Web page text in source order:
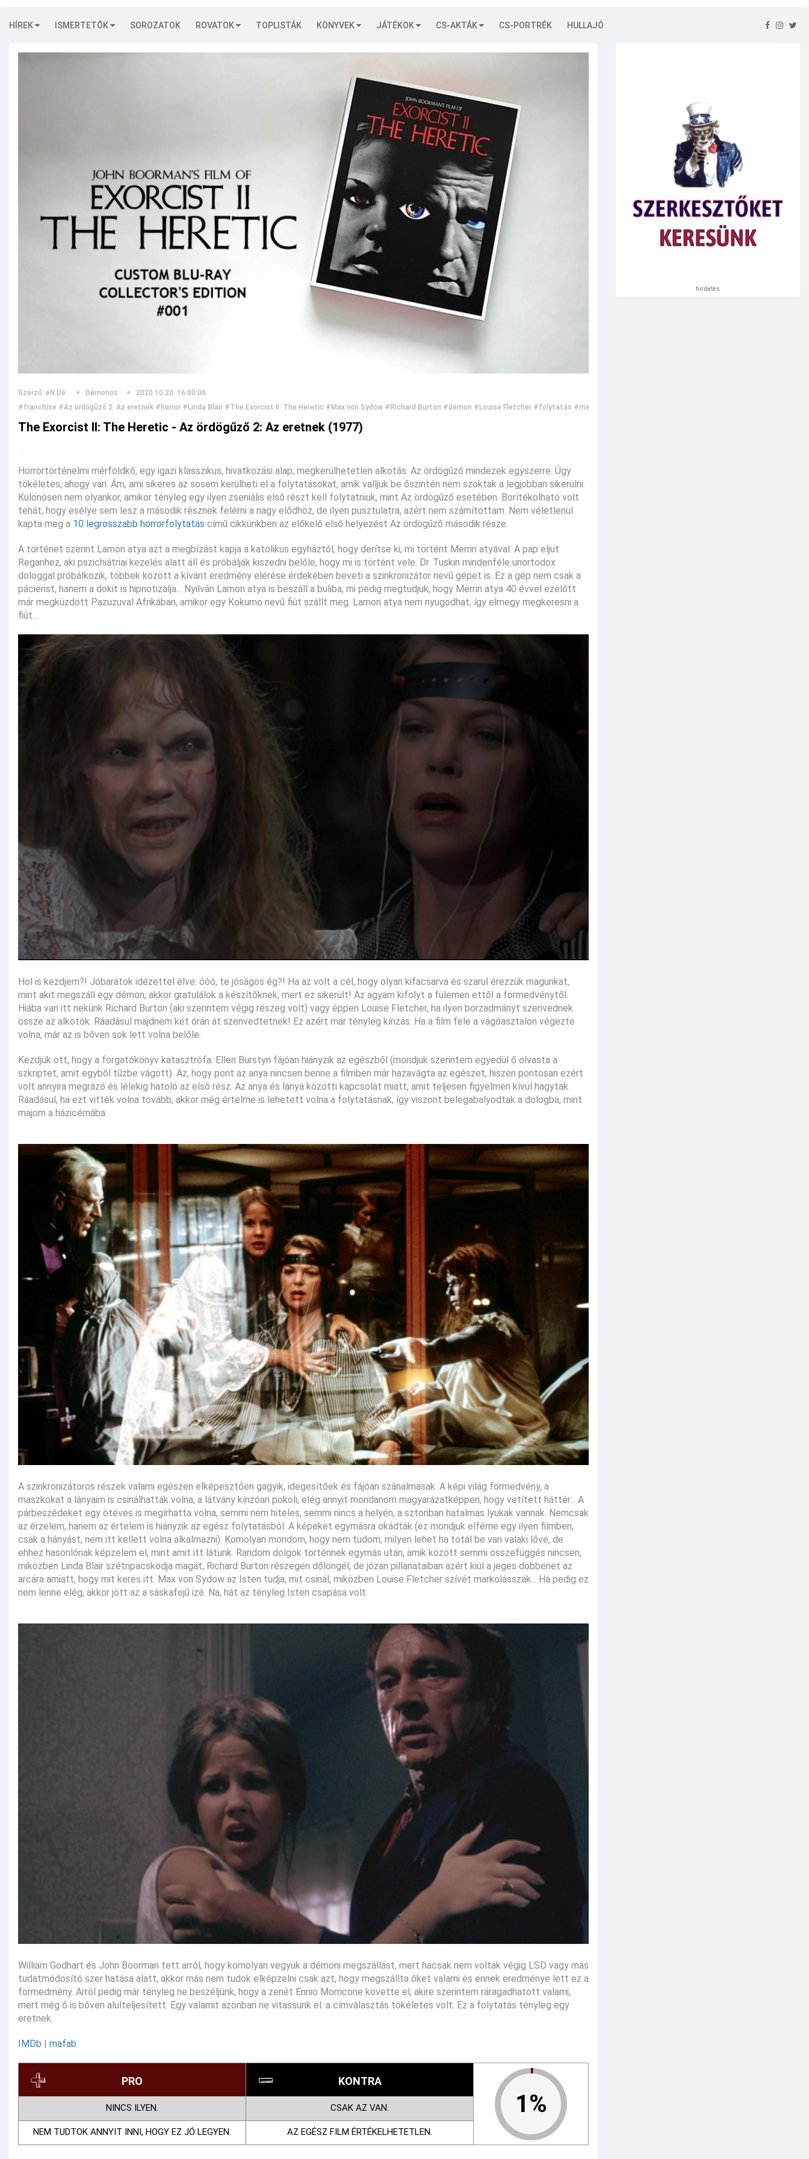
HÍREK ISMERTETŐK SOROZATOK ROVATOK TOPLISTÁK KÖNYVEK JÁTÉKOK CS-AKTÁK CS-PORTRÉK HULLAJÓ
Szerző: eN.Dé. Démonos
2020.10.20. 16:00:00
#franchise #Az ördögűző 2: Az eretnek #horror #Linda Blair #The Exorcist II: The Heretic #Max von Sydow #Richard Burton #démon #Louise Fletcher #folytatás #megszállás
The Exorcist II: The Heretic - Az ördögűző 2: Az eretnek (1977)
Horrortörténelmi mérföldkő, egy igazi klasszikus, hivatkozási alap, megkerülhetetlen alkotás. Az ördögűző mindezek egyszerre. Úgy
tökéletes, ahogy van. Ám, ami sikeres az sosem kerülheti el a folytatásokat, amik valljuk be őszintén nem szoktak a legjobban sikerülni.
Különösen nem olyankor, amikor tényleg egy ilyen zseniális első részt kell folytatniuk, mint Az ördögűző esetében. Borítékolható volt
tehát, hogy esélye sem lesz a második résznek felérni a nagy elődhöz, de ilyen pusztulatra, azért nem számítottam. Nem véletlenül
kapta meg a 10 legrosszabb horrorfolytatás című cikkünkben az előkelő első helyezést Az ördögűző második része.
A történet szerint Lamon atya azt a megbízást kapja a katolikus egyháztól, hogy derítse ki, mi történt Merrin atyával. A pap eljut
Reganhez, aki pszichiátriai kezelés alatt áll és próbálják kiszedni belőle, hogy mi is történt vele. Dr. Tuskin mindenféle unortodox
dologgal próbálkozik, többek között a kívánt eredmény elérése érdekében beveti a szinkronizátor nevű gépet is. Ez a gép nem csak a
pácienst, hanem a dokit is hipnotizálja... Nyilván Lamon atya is beszáll a buliba, mi pedig megtudjuk, hogy Merrin atya 40 évvel ezelőtt
már megküzdött Pazuzuval Afrikában, amikor egy Kokumo nevű fiút szállt meg. Lamon atya nem nyugodhat, így elmegy megkeresni a
fiút...
Hol is kezdjem?! Jóbarátok idézettel élve: óóó, te jóságos ég?! Ha az volt a cél, hogy olyan kifacsarva és szarul érezzük magunkat,
mint akit megszáll egy démon, akkor gratulálok a készítőknek, mert ez sikerült! Az agyam kifolyt a fülemen ettől a förmedvénytől.
Hiába van itt nekünk Richard Burton (aki szerintem végig részeg volt) vagy éppen Louise Fletcher, ha ilyen borzadmányt szenvednek
össze az alkotók. Ráadásul majdnem két órán át szenvedtetnek! Ez azért már tényleg kínzás. Ha a film fele a vágóasztalon végezte
volna, már az is bőven sok lett volna belőle.
Kezdjük ott, hogy a forgatókönyv katasztrófa. Ellen Burstyn fájóan hiányzik az egészből (mondjuk szerintem egyedül ő olvasta a
szkriptet, amit egyből tűzbe vágott). Az, hogy pont az anya nincsen benne a filmben már hazavágta az egészet, hiszen pontosan ezért
volt annyira megrázó és lélekig hatoló az első rész. Az anya és lánya közötti kapcsolat miatt, amit teljesen figyelmen kívül hagytak.
Ráadásul, ha ezt vitték volna tovább, akkor még értelme is lehetett volna a folytatásnak, így viszont belegabalyodtak a dologba, mint
majom a házicérnába.
A szinkronizátoros részek valami egészen elképesztően gagyik, idegesítőek és fájóan szánalmasak. A képi világ förmedvény, a
maszkokat a lányaim is csinálhatták volna, a látvány kínzóan pokoli, elég annyit mondanom magyarázatképpen, hogy vetített háttér... A
párbeszédeket egy ötéves is megírhatta volna, semmi nem hiteles, semmi nincs a helyén, a sztoriban hatalmas lyukak vannak. Nemcsak
az érzelem, hanem az értelem is hiányzik az egész folytatásból. A képeket egymásra okádták (ez mondjuk elférne egy ilyen filmben,
csak a hányást, nem itt kellett volna alkalmazni). Komolyan mondom, hogy nem tudom, milyen lehet ha totál be van valaki lőve, de
ehhez hasonlónak képzelem el, mint amit itt látunk. Random dolgok történnek egymás után, amik között semmi összefüggés nincsen,
miközben Linda Blair szétripacskodja magát, Richard Burton részegen dőlöngél, de józan pillanataiban azért kiül a jeges döbbenet az
arcára amiatt, hogy mit keres itt. Max von Sydow az Isten tudja, mit csinál, miközben Louise Fletcher szívét markolásszák... Ha pedig ez
nem lenne elég, akkor jött az a sáskafejű izé. Na, hát az tényleg Isten csapása volt.
William Godhart és John Boorman tett arról, hogy komolyan vegyük a démoni megszállást, mert hacsak nem voltak végig LSD vagy más
tudatmódosító szer hatása alatt, akkor más nem tudok elképzelni csak azt, hogy megszállta őket valami és ennek eredménye lett ez a
förmedmény. Arról pedig már tényleg ne beszéljünk, hogy a zenét Ennio Morricone követte el, akire szerintem ráragadhatott valami,
mert még ő is bőven alulteljesített. Egy valamit azonban ne vitassunk el: a címválasztás tökéletes volt. Ez a folytatás tényleg egy
eretnek.
IMDb mafab
PRO KONTRA
1%
NINCS ILYEN. CSAK AZ VAN.
NEM TUDTOK ANNYIT INNI, HOGY EZ JÓ LEGYEN. AZ EGÉSZ FILM ÉRTÉKELHETETLEN.
hirdetés